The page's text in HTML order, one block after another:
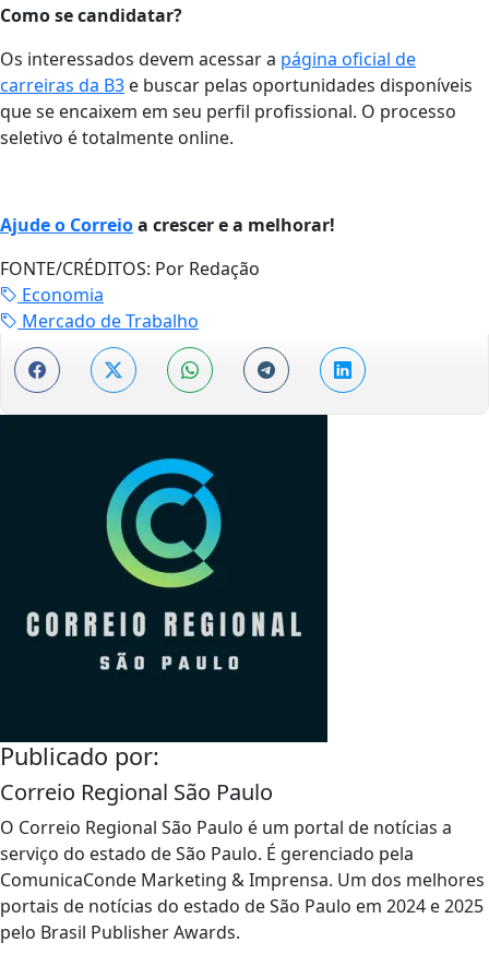
Como se candidatar?
Os interessados devem acessar a página oficial de
carreiras da B3 e buscar pelas oportunidades disponíveis
que se encaixem em seu perfil profissional. O processo
seletivo é totalmente online.
Ajude o Correioa crescer e a melhorar!
FONTE/CRÉDITOS: Por Redação
Economia
Mercado de Trabalho
Publicado por:
Correio Regional São Paulo
O Correio Regional São Paulo é um portal de notícias a
serviço do estado de São Paulo. É gerenciado pela
ComunicaConde Marketing & Imprensa. Um dos melhores
portais de notícias do estado de São Paulo em 2024 e 2025
pelo Brasil Publisher Awards.